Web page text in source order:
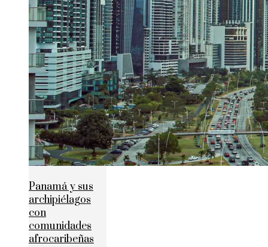
Panamá y sus
archipiélagos
con
comunidades
afrocaribeñas